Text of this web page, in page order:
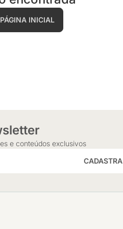
INICIAL
e conteúdos exclusivos